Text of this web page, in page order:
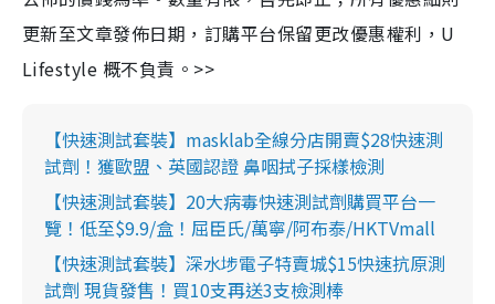
更新至文章發佈日期，訂購平台保留更改優惠權利，U
Lifestyle 概不負責。>>
【快速測試套裝】masklab全線分店開賣$28快速測
試劑！獲歐盟、英國認證 鼻咽拭子採樣檢測
【快速測試套裝】20大病毒快速測試劑購買平台一
覽！低至$9.9/盒！屈臣氏/萬寧/阿布泰/HKTVmall
【快速測試套裝】深水埗電子特賣城$15快速抗原測
試劑 現貨發售！買10支再送3支檢測棒